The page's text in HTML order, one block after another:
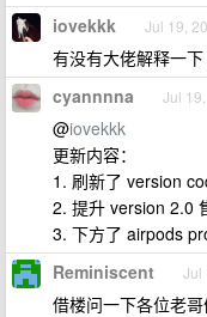
iovekkk Jul 19,
有没有大佬解释一
cyannnna Jul
@iovekkk
更新内容：
1. 刷新了 version
2. 提升 version 2.0
3. 下方了 airpods
Reminiscent Jul
借楼问一下各位老